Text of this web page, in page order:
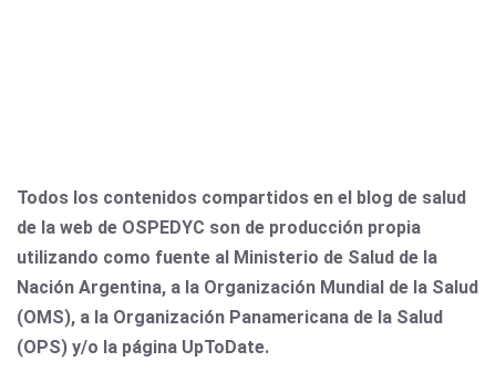
Todos los contenidos compartidos en el blog de salud
de la web de OSPEDYC son de producción propia
utilizando como fuente al Ministerio de Salud de la
Nación Argentina, a la Organización Mundial de la Salud
(OMS), a la Organización Panamericana de la Salud
(OPS) y/o la página UpToDate.